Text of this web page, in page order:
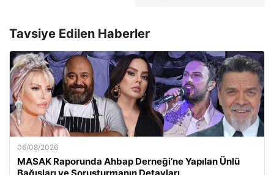
Tavsiye Edilen Haberler
06/08/2026
MASAK Raporunda Ahbap Derneği’ne Yapılan Ünlü